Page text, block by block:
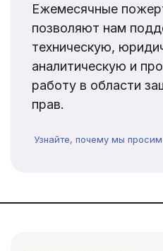
Ежемесячные
позволяют нам
техническую,
аналитическую и
работу в области
прав.
Узнайте, почему мы